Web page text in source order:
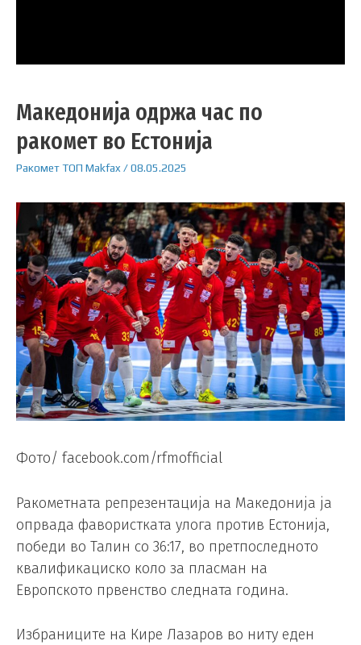
Македонија одржа час по
ракомет во Естонија
РакометТОП Makfax /08.05.2025
Фото/ facebook.com/rfmofficial
Ракометната репрезентација на Македонија ја
опрвада фавористката улога против Естонија,
победи во Талин со 36:17, во претпоследното
квалификациско коло за пласман на
Европското првенство следната година.
Избраниците на Кире Лазаров во ниту еден